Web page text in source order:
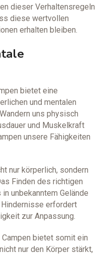
dieser Verhaltensregeln
diese wertvollen
erhalten bleiben.
bietet eine
und mentalen
uns physisch
und Muskelkraft
unsere Fähigkeiten
nur körperlich, sondern
Finden des richtigen
unbekanntem Gelände
erfordert
zur Anpassung.
Campen bietet somit ein
nur den Körper stärkt,